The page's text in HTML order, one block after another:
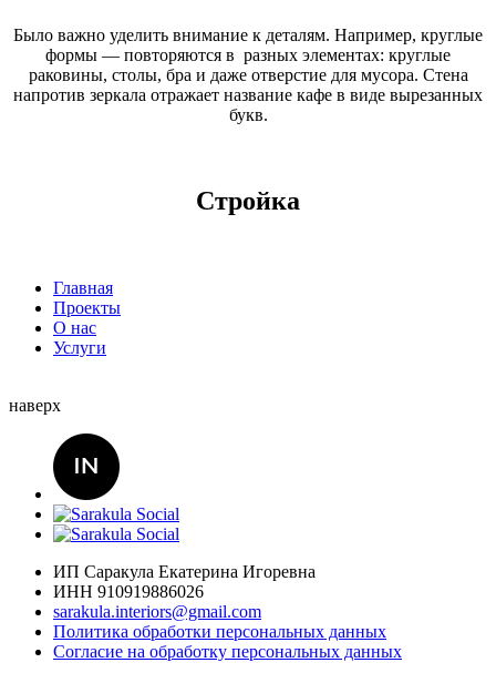
Было важно уделить внимание к деталям. Например, круглые
формы — повторяются в разных элементах: круглые
раковины, столы, бра и даже отверстие для мусора. Стена
напротив зеркала отражает название кафе в виде вырезанных
букв.
Стройка
Главная
Проекты
О нас
Услуги
наверх
ИП Саракула Екатерина Игоревна
ИНН 910919886026
sarakula.interiors@gmail.com
Политика обработки персональных данных
Согласие на обработку персональных данных